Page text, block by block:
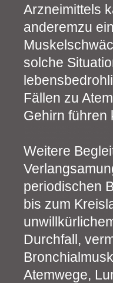
Arzneimittels
anderemzu
solche
Fällen zu
Gehirn führen
Weitere
periodischen
bis zum
Durchfall,
Atemwege,